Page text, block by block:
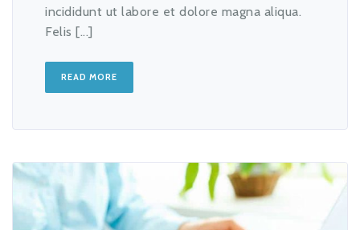
incididunt ut labore et dolore magna aliqua.
Felis [...]
READ MORE